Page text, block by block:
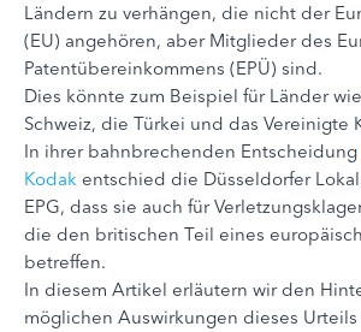
Ländern zu verhängen, die nicht der
(EU) angehören, aber Mitglieder des
Patentübereinkommens (EPÜ) sind.
Dies könnte zum Beispiel für Länder
Schweiz, die Türkei und das Vereinigte
In ihrer bahnbrechenden Entscheidung
Kodak entschied die Düsseldorfer
EPG, dass sie auch für
die den britischen Teil eines
betreffen.
In diesem Artikel erläutern wir den
möglichen Auswirkungen dieses